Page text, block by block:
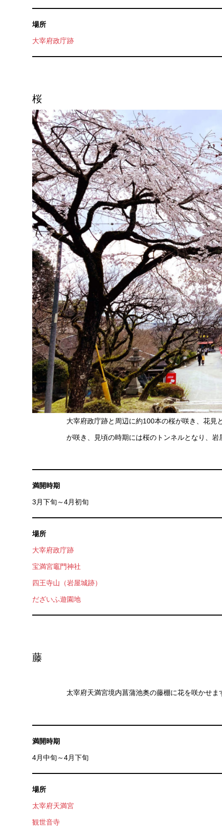
場所
大宰府政庁跡
桜
大宰府政庁跡と周辺に約100本の桜が咲き、花
が咲き、見頃の時期には桜のトンネルとなり、
満開時期
3月下旬～4月初旬
場所
大宰府政庁跡
宝満宮竈門神社
四王寺山（岩屋城跡）
だざいふ遊園地
藤
太宰府天満宮境内菖蒲池奥の藤棚に花を咲かせま
満開時期
4月中旬～4月下旬
場所
太宰府天満宮
観世音寺